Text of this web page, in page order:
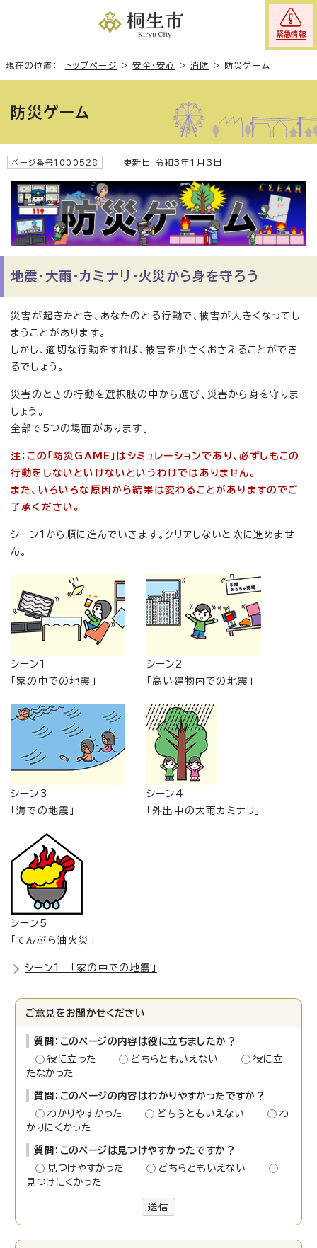
緊急情報
現在の位置： トップページ >安全・安心 >消防 > 防災ゲーム
防災ゲーム
ページ番号1000528 更新日 令和3年1月3日
地震・大雨・カミナリ・火災から身を守ろう
災害が起きたとき、あなたのとる行動で、被害が大きくなってし
まうことがあります。
しかし、適切な行動をすれば、被害を小さくおさえることができ
るでしょう。
災害のときの行動を選択肢の中から選び、災害から身を守りま
しょう。
全部で5つの場面があります。
注：この「防災GAME」はシミュレーションであり、必ずしもこの
行動をしないといけないというわけではありません。
また、いろいろな原因から結果は変わることがありますのでご
了承ください。
シーン1から順に進んでいきます。クリアしないと次に進めませ
ん。
シーン1
「家の中での地震」
シーン2
「高い建物内での地震」
シーン3
「海での地震」
シーン4
「外出中の大雨カミナリ」
シーン5
「てんぷら油火災」
シーン1 「家の中での地震」
ご意見をお聞かせください
質問：このページの内容は役に立ちましたか？
役に立った
どちらともいえない
役に立
たなかった
質問：このページの内容はわかりやすかったですか？
わかりやすかった
どちらともいえない
わ
かりにくかった
質問：このページは見つけやすかったですか？
見つけやすかった
どちらともいえない
見つけにくかった
送信